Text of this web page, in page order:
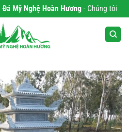
Đá Mỹ Nghệ Hoàn Hương- Chúng tôi